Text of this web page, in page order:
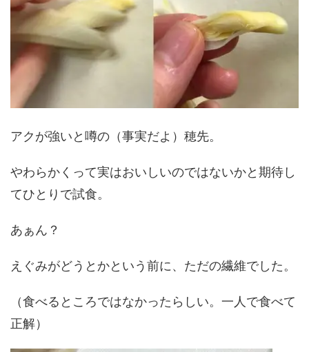
アクが強いと噂の（事実だよ）穂先。
やわらかくって実はおいしいのではないかと期待し
てひとりで試食。
あぁん？
えぐみがどうとかという前に、ただの繊維でした。
（食べるところではなかったらしい。一人で食べて
正解）